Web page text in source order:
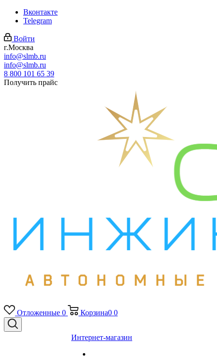
Вконтакте
Telegram
Войти
г.Москва
info@slmb.ru
info@slmb.ru
8 800 101 65 39
Получить прайс
Отложенные 0 Корзина0 0
Интернет-магазин